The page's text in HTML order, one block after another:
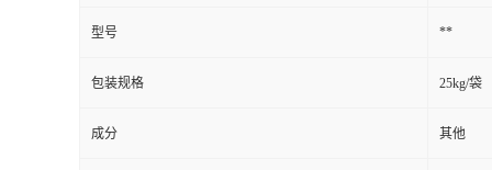
型号 **
包装规格 25kg/袋
成分 其他